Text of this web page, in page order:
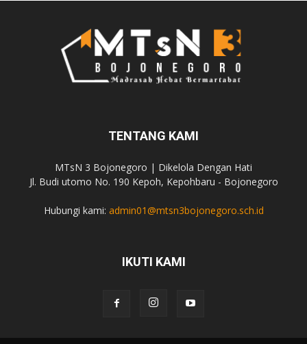
TENTANG KAMI
MTsN 3 Bojonegoro | Dikelola Dengan Hati
Jl. Budi utomo No. 190 Kepoh, Kepohbaru - Bojonegoro
Hubungi kami: admin01@mtsn3bojonegoro.sch.id
IKUTI KAMI